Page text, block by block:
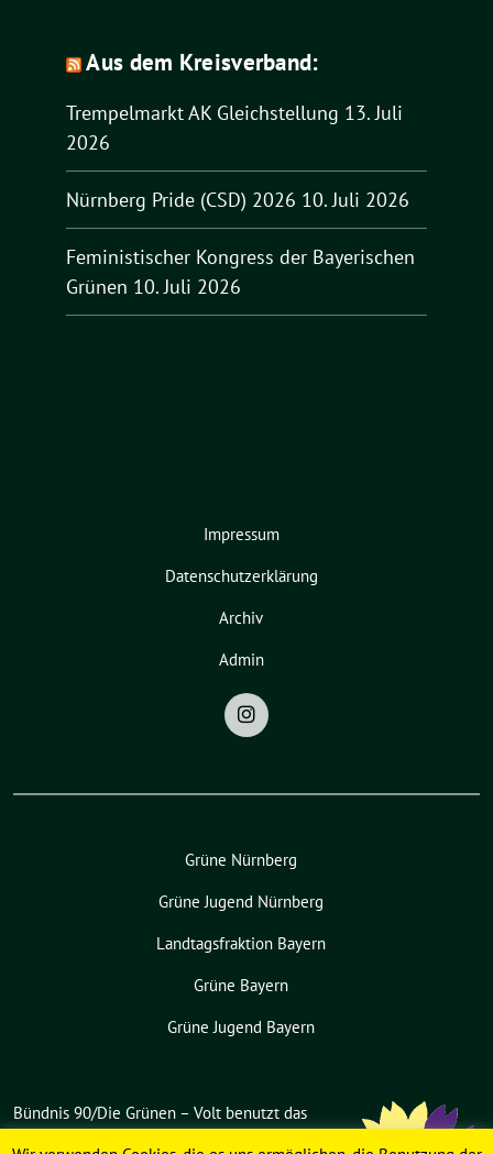
Aus dem Kreisverband:
Trempelmarkt AK Gleichstellung 13. Juli
2026
Nürnberg Pride (CSD) 2026 10. Juli 2026
Feministischer Kongress der Bayerischen
Grünen 10. Juli 2026
Impressum
Datenschutzerklärung
Archiv
Admin
Grüne Nürnberg
Grüne Jugend Nürnberg
Landtagsfraktion Bayern
Grüne Bayern
Grüne Jugend Bayern
Bündnis 90/Die Grünen – Volt benutzt das